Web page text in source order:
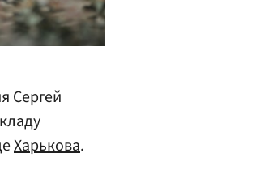
Сергей
Харькова.